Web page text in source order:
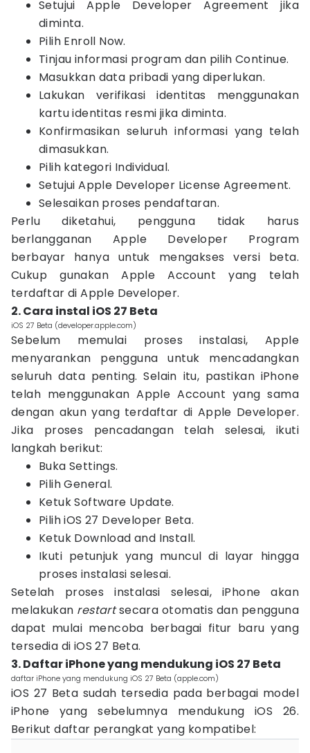
Setujui Apple Developer Agreement jika
diminta.
Pilih Enroll Now.
Tinjau informasi program dan pilih Continue.
Masukkan data pribadi yang diperlukan.
Lakukan verifikasi identitas menggunakan
kartu identitas resmi jika diminta.
Konfirmasikan seluruh informasi yang telah
dimasukkan.
Pilih kategori Individual.
Setujui Apple Developer License Agreement.
Selesaikan proses pendaftaran.
Perlu diketahui, pengguna tidak harus
berlangganan Apple Developer Program
berbayar hanya untuk mengakses versi beta.
Cukup gunakan Apple Account yang telah
terdaftar di Apple Developer.
2. Cara instal iOS 27 Beta
iOS 27 Beta (developer.apple.com)
Sebelum memulai proses instalasi, Apple
menyarankan pengguna untuk mencadangkan
seluruh data penting. Selain itu, pastikan iPhone
telah menggunakan Apple Account yang sama
dengan akun yang terdaftar di Apple Developer.
Jika proses pencadangan telah selesai, ikuti
langkah berikut:
Buka Settings.
Pilih General.
Ketuk Software Update.
Pilih iOS 27 Developer Beta.
Ketuk Download and Install.
Ikuti petunjuk yang muncul di layar hingga
proses instalasi selesai.
Setelah proses instalasi selesai, iPhone akan
melakukan restartsecara otomatis dan pengguna
dapat mulai mencoba berbagai fitur baru yang
tersedia di iOS 27 Beta.
3. Daftar iPhone yang mendukung iOS 27 Beta
daftar iPhone yang mendukung iOS 27 Beta (apple.com)
iOS 27 Beta sudah tersedia pada berbagai model
iPhone yang sebelumnya mendukung iOS 26.
Berikut daftar perangkat yang kompatibel: